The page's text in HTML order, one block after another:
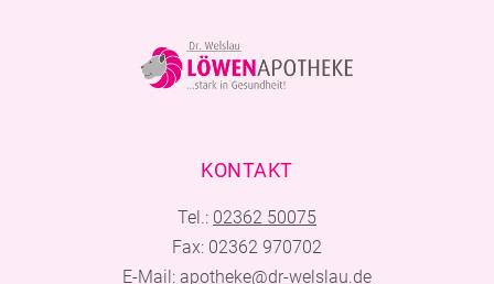
KONTAKT
Tel.: 02362 50075
Fax: 02362 970702
E-Mail: apotheke@dr-welslau.de